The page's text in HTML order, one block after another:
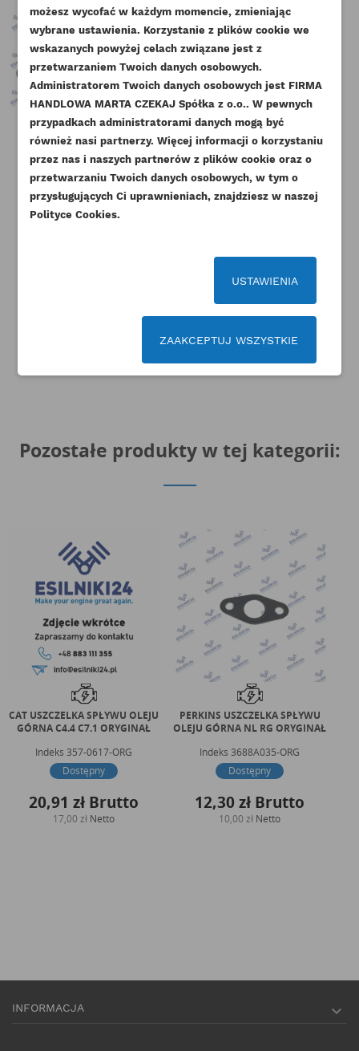
DODAJ DO LISTY ŻYCZEŃ
add_circle_outline Stwórz nową listę życzeń
NAZWA LISTY ŻYCZEŃ
Anuluj Utwórz listę życzeń
ZALOGUJ SIĘ
Musisz być zalogowany by zapisać produkty na
swojej liście życzeń.
Anuluj Zaloguj się
CAT POMPA WODY 3003
ORYGINAŁ
Dostępny
CAT USZCZELKA POKRYWY
ZAWORÓW 3003 3013
ORYGINAŁ
Indeks153-5941-ORG
Pozostałe produkty w tej kategorii:
CAT USZCZELKA SPŁYWU OLEJU
GÓRNA C4.4 C7.1 ORYGINAŁ
Indeks 357-0617-ORG
Dostępny
20,91 zł Brutto
17,00 zł Netto
PERKINS USZCZELKA SPŁYWU
OLEJU GÓRNA NL RG ORYGINAŁ
Indeks 3688A035-ORG
Dostępny
12,30 zł Brutto
10,00 zł Netto
INFORMACJA 
możesz wycofać w każdym momencie, zmieniając
wybrane ustawienia. Korzystanie z plików cookie we
wskazanych powyżej celach związane jest z
przetwarzaniem Twoich danych osobowych.
Administratorem Twoich danych osobowych jest FIRMA
HANDLOWA MARTA CZEKAJ Spółka z o.o.. W pewnych
przypadkach administratorami danych mogą być
również nasi partnerzy. Więcej informacji o korzystaniu
przez nas i naszych partnerów z plików cookie oraz o
przetwarzaniu Twoich danych osobowych, w tym o
przysługujących Ci uprawnieniach, znajdziesz w naszej
Polityce Cookies.
USTAWIENIA
ZAAKCEPTUJ WSZYSTKIE